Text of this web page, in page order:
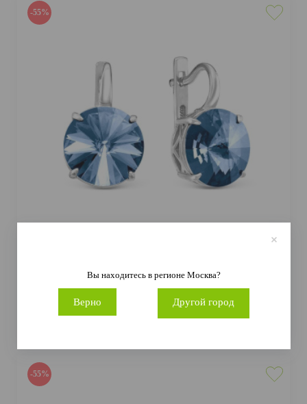
-55%
4 786 руб. 10 635 руб.
Серебро Проба Ag 925
-55%
Вы находитесь в регионе Москва?
Верно Другой город